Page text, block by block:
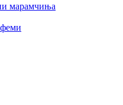
марамчиња